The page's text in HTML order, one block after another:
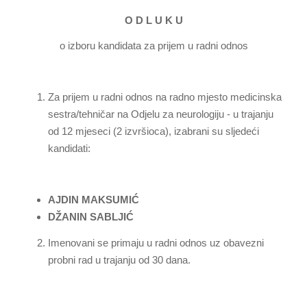
O D L U K U
o izboru kandidata za prijem u radni odnos
Za prijem u radni odnos na radno mjesto medicinska
sestra/tehničar na Odjelu za neurologiju - u trajanju
od 12 mjeseci (2 izvršioca), izabrani su sljedeći
kandidati:
AJDIN MAKSUMIĆ
DŽANIN SABLJIĆ
Imenovani se primaju u radni odnos uz obavezni
probni rad u trajanju od 30 dana.